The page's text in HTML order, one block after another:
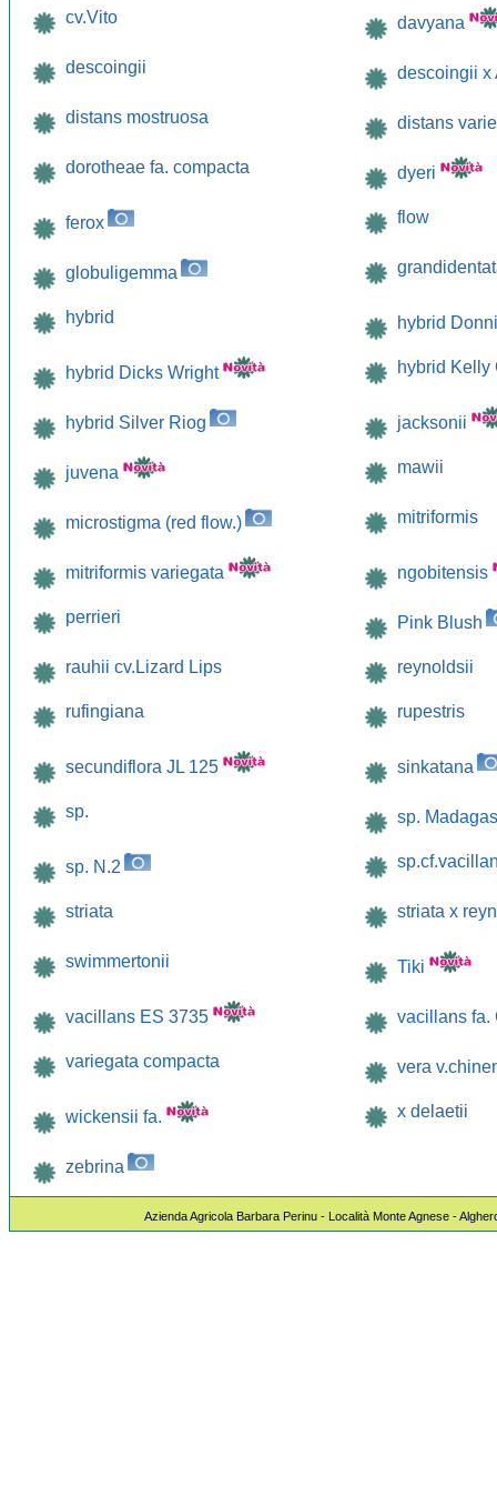
cv.Vito davyana
descoingii descoingii
distans mostruosa distans
dorotheae fa. compacta dyeri
ferox flow
globuligemma
hybrid hybrid
hybrid Dicks Wright hybrid Kelly
hybrid Silver Riog jacksonii
juvena mawii
microstigma (red flow.) mitriformis
mitriformis variegata ngobitensis
perrieri Pink Blush
rauhii cv.Lizard Lips reynoldsii
rufingiana rupestris
secundiflora JL 125 sinkatana
sp. sp.
sp. N.2
striata striata x
swimmertonii Tiki
vacillans ES 3735 vacillans
variegata compacta vera
wickensii fa. x delaetii
zebrina
Azienda Agricola Barbara Perinu - Località Monte Agnese -